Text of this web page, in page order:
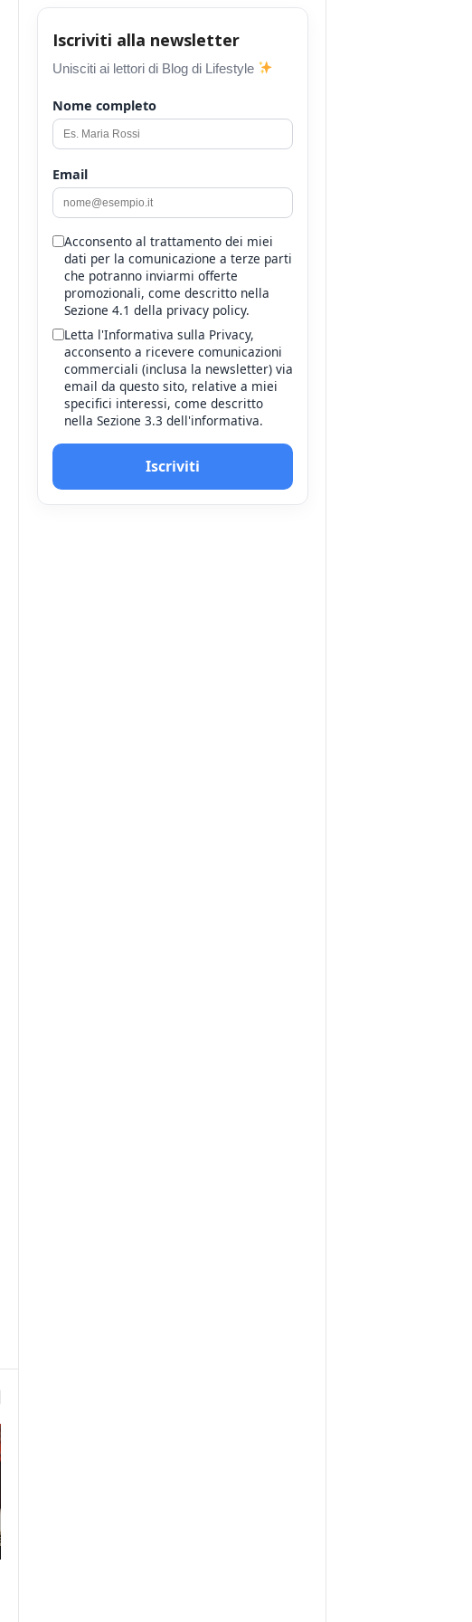
Iscriviti alla newsletter
Unisciti ai lettori di Blog di Lifestyle
Nome completo
Email
Acconsento al trattamento dei miei
dati per la comunicazione a terze parti
che potranno inviarmi offerte
promozionali, come descritto nella
Sezione 4.1 della privacy policy.
Letta l'Informativa sulla Privacy,
acconsento a ricevere comunicazioni
commerciali (inclusa la newsletter) via
email da questo sito, relative a miei
specifici interessi, come descritto
nella Sezione 3.3 dell'informativa.
Iscriviti